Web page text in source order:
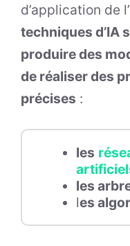
d’application de
techniques d’IA
produire des
de réaliser des
précises :
les
les
les